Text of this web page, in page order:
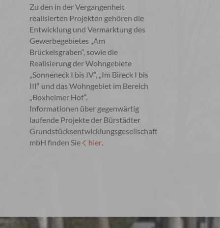
Zu den in der Vergangenheit
realisierten Projekten gehören die
Entwicklung und Vermarktung des
Gewerbegebietes „Am
Brückelsgraben“, sowie die
Realisierung der Wohngebiete
„Sonneneck I bis IV“, „Im Bireck I bis
III“ und das Wohngebiet im Bereich
„Boxheimer Hof“.
Informationen über gegenwärtig
laufende Projekte der Bürstädter
Grundstücksentwicklungsgesellschaft
mbH finden Sie
hier.